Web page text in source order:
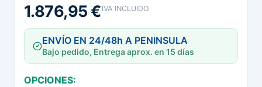
1.876,95 € IVA INCLUIDO
ENVÍO EN 24/48h A PENINSULA
Bajo pedido, Entrega aprox. en 15 días
OPCIONES: